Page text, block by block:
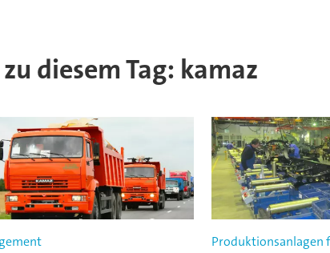
diesem Tag: kamaz
Produktionsanlagen